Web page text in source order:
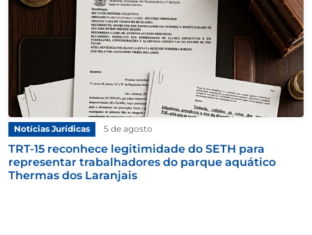
Notícias Jurídicas 5 de agosto
TRT-15 reconhece legitimidade do SETH para
representar trabalhadores do parque aquático
Thermas dos Laranjais